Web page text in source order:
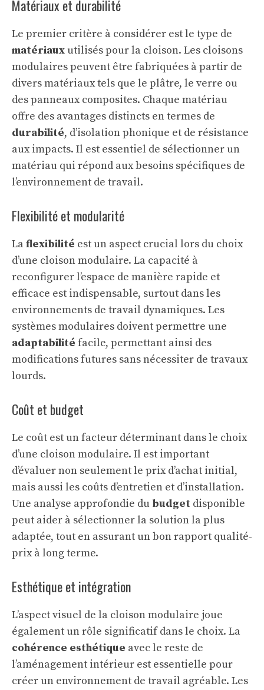
Matériaux et durabilité
Le premier critère à considérer est le type de
matériaux utilisés pour la cloison. Les cloisons
modulaires peuvent être fabriquées à partir de
divers matériaux tels que le plâtre, le verre ou
des panneaux composites. Chaque matériau
offre des avantages distincts en termes de
durabilité, d’isolation phonique et de résistance
aux impacts. Il est essentiel de sélectionner un
matériau qui répond aux besoins spécifiques de
l’environnement de travail.
Flexibilité et modularité
Laflexibilité est un aspect crucial lors du choix
d’une cloison modulaire. La capacité à
reconfigurer l’espace de manière rapide et
efficace est indispensable, surtout dans les
environnements de travail dynamiques. Les
systèmes modulaires doivent permettre une
adaptabilité facile, permettant ainsi des
modifications futures sans nécessiter de travaux
lourds.
Coût et budget
Le coût est un facteur déterminant dans le choix
d’une cloison modulaire. Il est important
d’évaluer non seulement le prix d’achat initial,
mais aussi les coûts d’entretien et d’installation.
Une analyse approfondie du budget disponible
peut aider à sélectionner la solution la plus
adaptée, tout en assurant un bon rapport qualité-
prix à long terme.
Esthétique et intégration
L’aspect visuel de la cloison modulaire joue
également un rôle significatif dans le choix. La
cohérence esthétique avec le reste de
l’aménagement intérieur est essentielle pour
créer un environnement de travail agréable. Les